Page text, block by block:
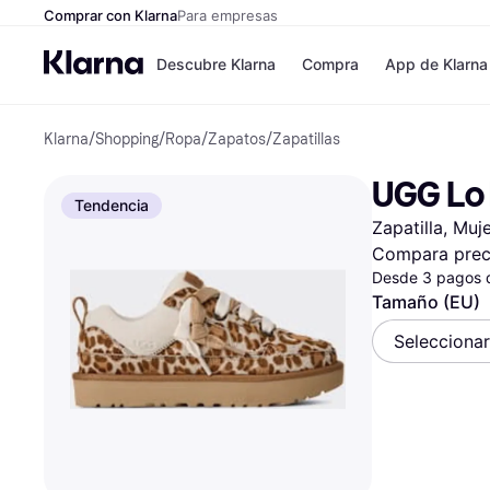
Comprar con KlarnaPara empresas
Descubre Klarna
Paga ahora
Paga en 3 plazos
Paga en 30 días
Financiación
Klarna en Apple
Compra
Shein
Zalando
Zara
JD Sports
Directorio de
App de Klarna
Klarna/Shopping/Ropa/Zapatos/Zapatillas
Tendencia UGG
Zapatilla,
Compara
Desde 3 pagos
Tamaño (EU)